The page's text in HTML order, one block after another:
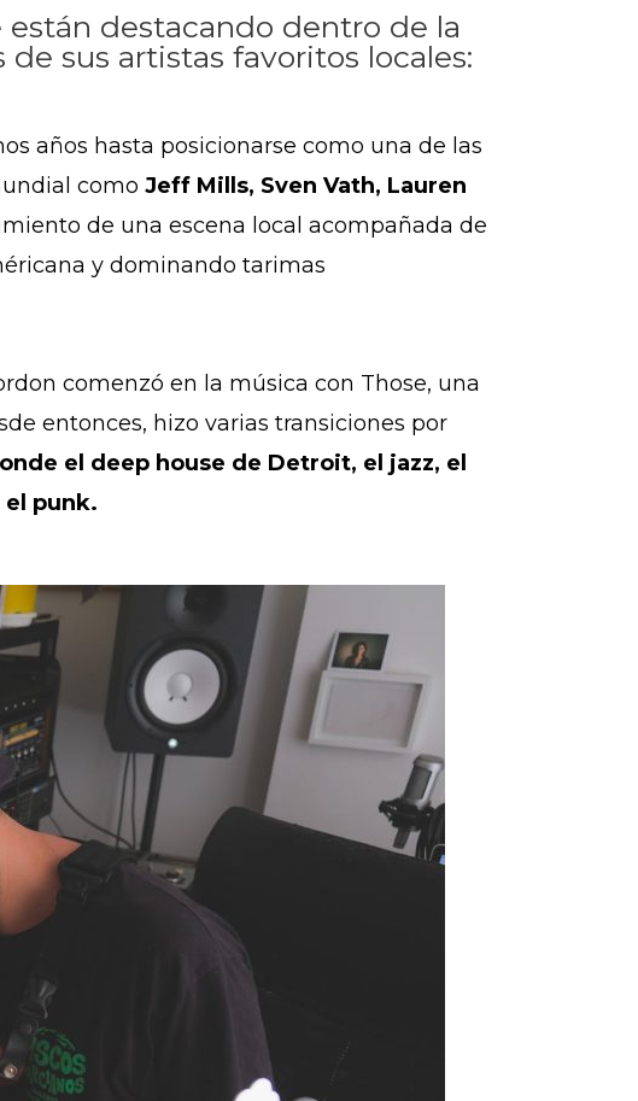
están destacando dentro de la
sus artistas favoritos locales:
años hasta posicionarse como una de las
como Jeff Mills, Sven Vath, Lauren
de una escena local acompañada de
y dominando tarimas
comenzó en la música con Those, una
entonces, hizo varias transiciones por
el deep house de Detroit, el jazz, el
el punk.